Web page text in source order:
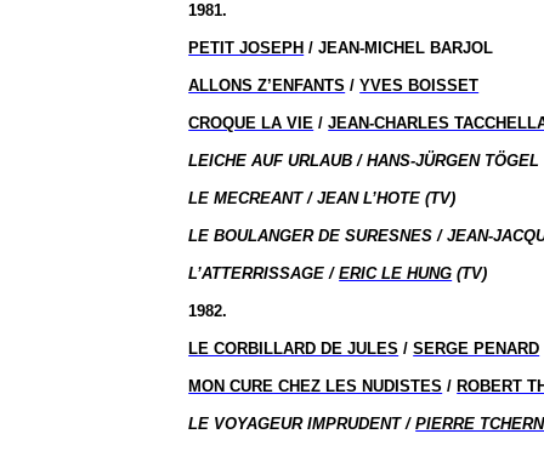
1981.
PETIT JOSEPH / JEAN-MICHEL BARJOL
ALLONS Z’ENFANTS /YVES BOISSET
CROQUE LA VIE /JEAN-CHARLES
LEICHE AUF URLAUB / HANS-JÜRGEN TÖGEL
LE MECREANT / JEAN L’HOTE (TV)
LE BOULANGER DE SURESNES / JEAN-
L’ATTERRISSAGE /ERIC LE HUNG (TV)
1982.
LE CORBILLARD DE JULES /SERGE PENARD
MON CURE CHEZ LES NUDISTES / ROBERT
LE VOYAGEUR IMPRUDENT /PIERRE